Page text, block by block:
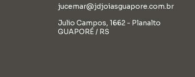
jucemar@jdjoiasguapore.com.br
Julio Campos, 1662 - Planalto
GUAPORÉ / RS